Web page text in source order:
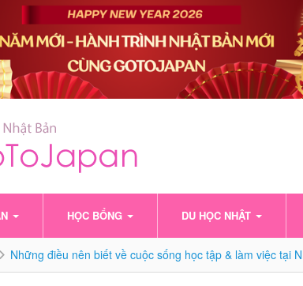
HỌC BỔNG DU HỌC NHẬT
Những điều nên biết về cuộc sống học tập & làm việc tại